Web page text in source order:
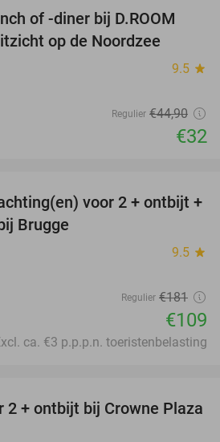
29%
of -diner bij D.ROOM
op de Noordzee
9.5 star
Regulier €44,90
€32
40%
voor 2 + ontbijt +
Brugge
9.5 star
Regulier €181
€109
ca. €3 p.p.p.n. toeristenbelasting
44%
2 + ontbijt bij Crowne Plaza